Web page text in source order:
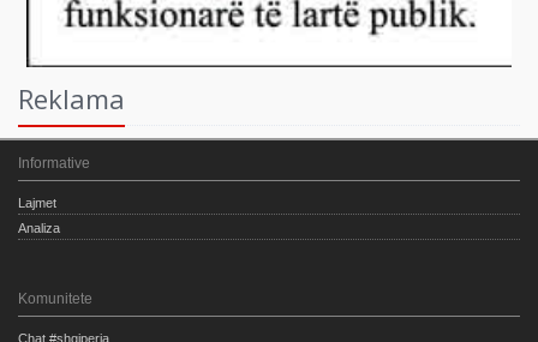
Reklama
Informative
Lajmet
Analiza
Komunitete
Chat #shqiperia